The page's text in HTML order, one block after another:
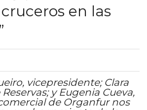
en las
vicepresidente; Clara
y Eugenia Cueva,
de Organfur nos